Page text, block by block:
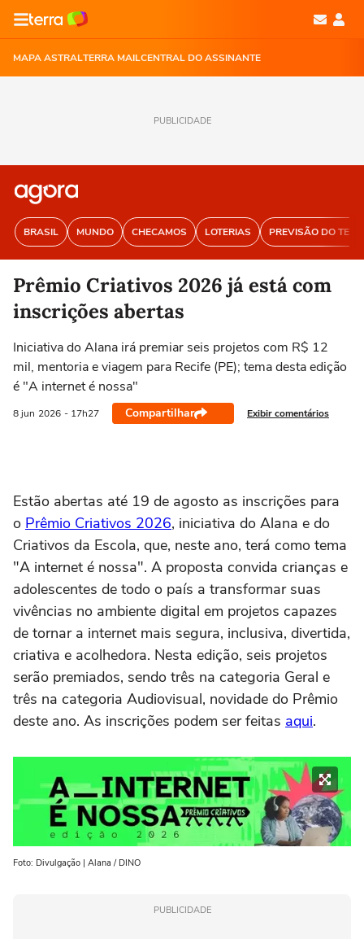
MAPA ASTRALTERRA MAILCENTRAL DO ASSINANTE
PUBLICIDADE
BRASIL MUNDO CHECAMOS LOTERIAS PREVISÃO DO
Prêmio Criativos 2026 já está com
inscrições abertas
Iniciativa do Alana irá premiar seis projetos com R$ 12
mil, mentoria e viagem para Recife (PE); tema desta edição
é "A internet é nossa"
8 jun 2026 - 17h27 Compartilhar Exibir comentários
Estão abertas até 19 de agosto as inscrições para
o Prêmio Criativos 2026, iniciativa do Alana e do
Criativos da Escola, que, neste ano, terá como tema
"A internet é nossa". A proposta convida crianças e
adolescentes de todo o país a transformar suas
vivências no ambiente digital em projetos capazes
de tornar a internet mais segura, inclusiva, divertida,
criativa e acolhedora. Nesta edição, seis projetos
serão premiados, sendo três na categoria Geral e
três na categoria Audiovisual, novidade do Prêmio
deste ano. As inscrições podem ser feitas aqui.
Foto: Divulgação | Alana / DINO
PUBLICIDADE